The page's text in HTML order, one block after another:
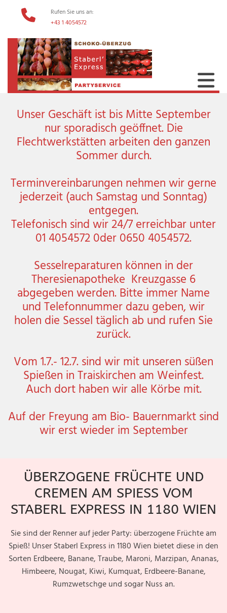

Rufen Sie uns an:
+43 1 4054572
Unser Geschäft ist bis Mitte September
nur sporadisch geöffnet. Die
Flechtwerkstätten arbeiten den ganzen
Sommer durch.
Terminvereinbarungen nehmen wir gerne
jederzeit (auch Samstag und Sonntag)
entgegen.
Telefonisch sind wir 24/7 erreichbar unter
01 4054572 0der 0650 4054572.
Sesselreparaturen können in der
Theresienapotheke Kreuzgasse 6
abgegeben werden. Bitte immer Name
und Telefonnummer dazu geben, wir
holen die Sessel täglich ab und rufen Sie
zurück.
Vom 1.7.- 12.7. sind wir mit unseren süßen
Spießen in Traiskirchen am Weinfest.
Auch dort haben wir alle Körbe mit.
Auf der Freyung am Bio- Bauernmarkt sind
wir erst wieder im September
ÜBERZOGENE FRÜCHTE UND
CREMEN AM SPIESS VOM S
TABERL EXPRESS IN 1180 WIEN
Sie sind der Renner auf jeder Party: überzogene Früchte am
Spieß! Unser Staberl Express in 1180 Wien bietet diese in den
Sorten Erdbeere, Banane, Traube, Maroni, Marzipan, Ananas,
Himbeere, Nougat, Kiwi, Kumquat, Erdbeere-Banane,
Rumzwetschge und sogar Nuss an.